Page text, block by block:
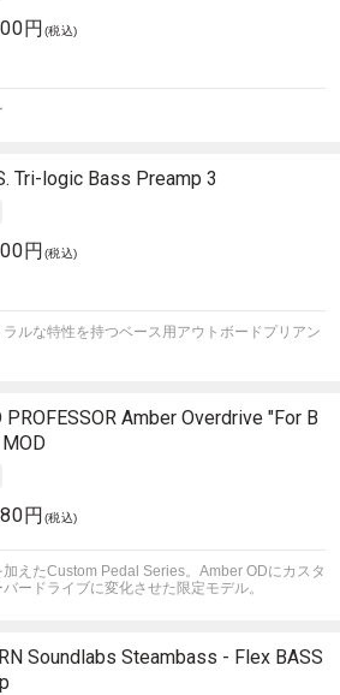
円 (税込)
Tri-logic Bass Preamp 3
円 (税込)
ルな特性を持つベース用アウトボードプリアン
PROFESSOR Amber Overdrive "For B
円 (税込)
えたCustom Pedal Series。Amber ODにカスタ
ードライブに変化させた限定モデル。
Soundlabs Steambass - Flex BASS